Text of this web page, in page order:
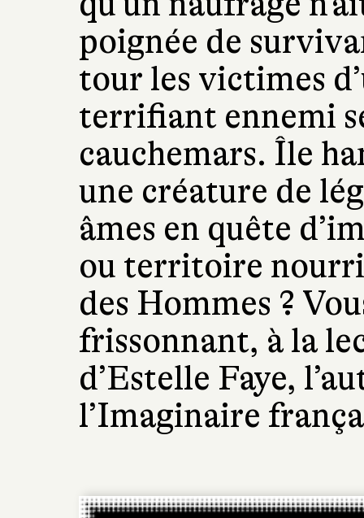
poignée de
tour les victimes
terrifiant ennemi
cauchemars. Île
une créature de
âmes en quête
ou territoire
des Hommes ?
frissonnant, à la
d’Estelle Faye,
l’Imaginaire